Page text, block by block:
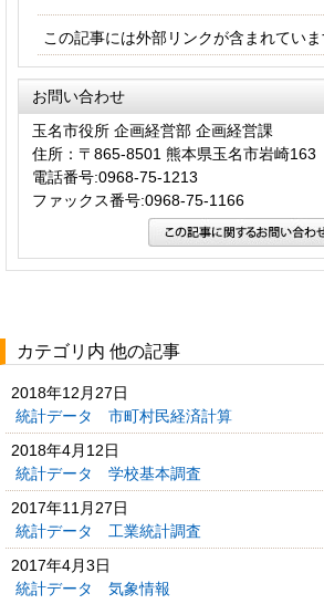
この記事には外部リンクが含まれていま
お問い合わせ
玉名市役所 企画経営部 企画経営課
住所：〒865-8501 熊本県玉名市岩崎163
電話番号:0968-75-1213
ファックス番号:0968-75-1166
カテゴリ内 他の記事
2018年12月27日
統計データ 市町村民経済計算
2018年4月12日
統計データ 学校基本調査
2017年11月27日
統計データ 工業統計調査
2017年4月3日
統計データ 気象情報